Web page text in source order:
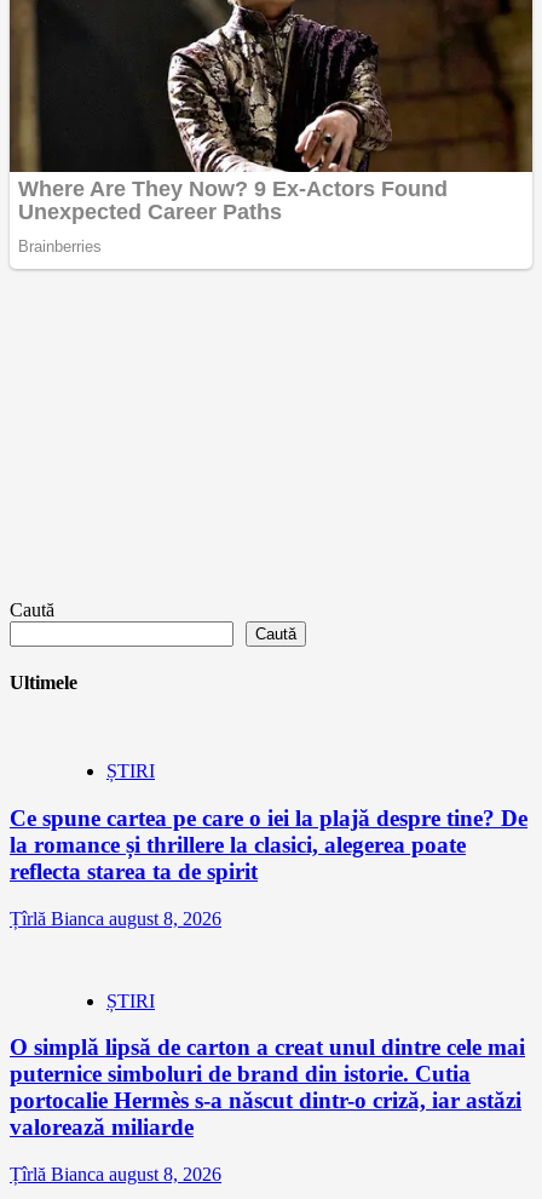
Caută
Caută
Ultimele
ȘTIRI
Ce spune cartea pe care o iei la plajă despre tine? De
la romance și thrillere la clasici, alegerea poate
reflecta starea ta de spirit
Țîrlă Bianca august 8, 2026
ȘTIRI
O simplă lipsă de carton a creat unul dintre cele mai
puternice simboluri de brand din istorie. Cutia
portocalie Hermès s-a născut dintr-o criză, iar astăzi
valorează miliarde
Țîrlă Bianca august 8, 2026